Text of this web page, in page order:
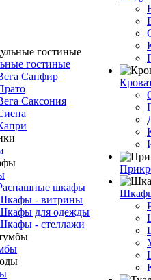
гостиные
Сапфир
Саксония
шкафы
- витрины
для одежды
- стеллажи